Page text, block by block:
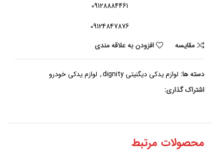
09128884461
09124847876
مقايسه
افزودن به علاقه مندی
دسته ها: لوازم یدکی دیگنیتی dignity , لوازم یدکی خودرو
اشتراک گذاری:
محصولات مرتبط